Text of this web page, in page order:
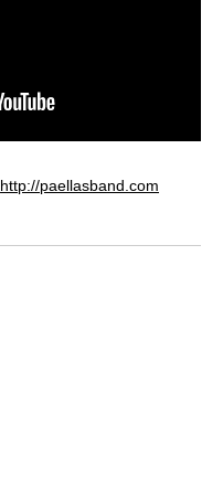
http://paellasband.com